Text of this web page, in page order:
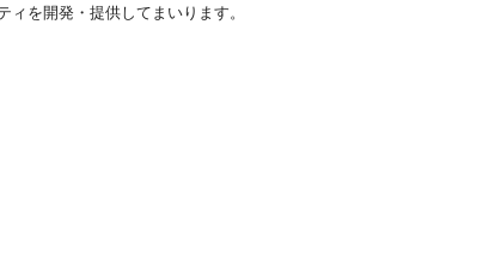
を開発・提供してまいります。